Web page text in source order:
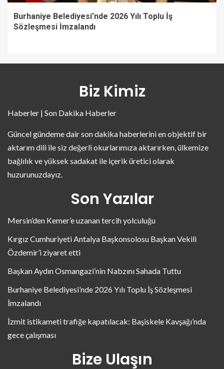
Burhaniye Belediyesi’nde 2026 Yılı Toplu İş
Sözleşmesi İmzalandı
Biz Kimiz
Haberler | Son Dakika Haberler
Güncel gündeme dair son dakika haberlerini en objektif bir
aktarım dili ile siz değerli okurlarımıza aktarırken, ülkemize
bağlılık ve yüksek sadakat ile içerik üretici olarak
huzurunuzdayız.
Son Yazılar
Mersin’den Kemer’e uzanan tercih yolculuğu
Kırgız Cumhuriyeti Antalya Başkonsolosu Başkan Vekili
Özdemir’i ziyaret etti
Başkan Aydın Osmangazi’nin Nabzını Sahada Tuttu
Burhaniye Belediyesi’nde 2026 Yılı Toplu İş Sözleşmesi
İmzalandı
İzmit istikameti trafiğe kapatılacak: Başiskele Kavşağı’nda
gece çalışması
Bize Ulaşın